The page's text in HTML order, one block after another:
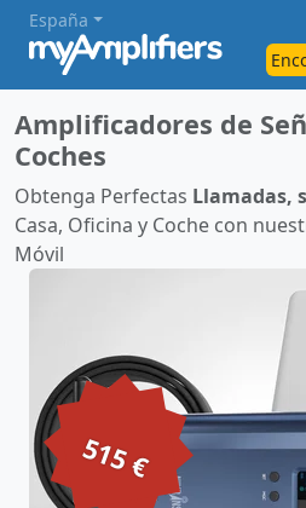
España
Amplificadores de
Coches
Obtenga Perfectas Llamadas,
Casa, Oficina y Coche con
Móvil
515 €